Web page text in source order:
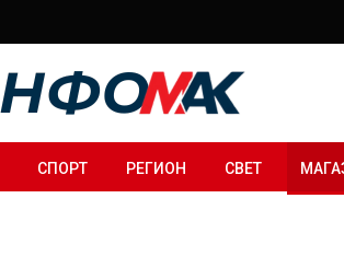
СПОРТ РЕГИОН СВЕТ